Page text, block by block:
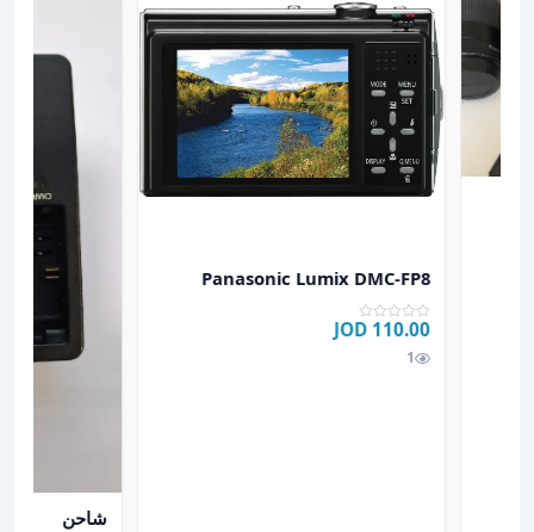
عرض تفاصيل Panasonic Lumix DMC-FP8
Panasonic Lumix DMC-FP8
110.00 JOD
1
عرض تفاصيل
شاحن